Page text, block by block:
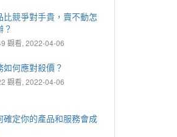
比競爭對手貴，賣不動怎
？
觀看, 2022-04-06
如何應對殺價？
觀看, 2022-04-06
確定你的產品和服務會成